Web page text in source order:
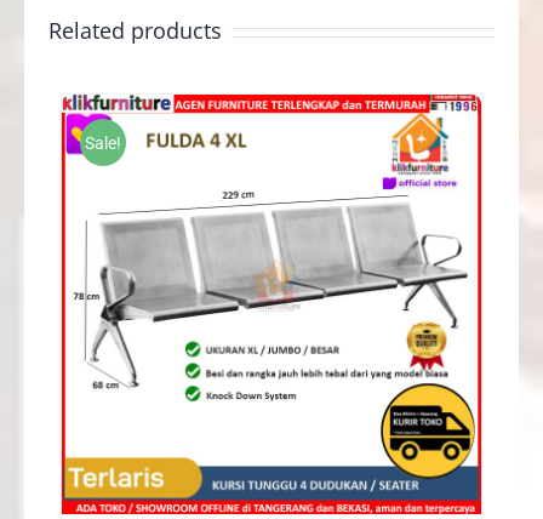
Related products
Sale!